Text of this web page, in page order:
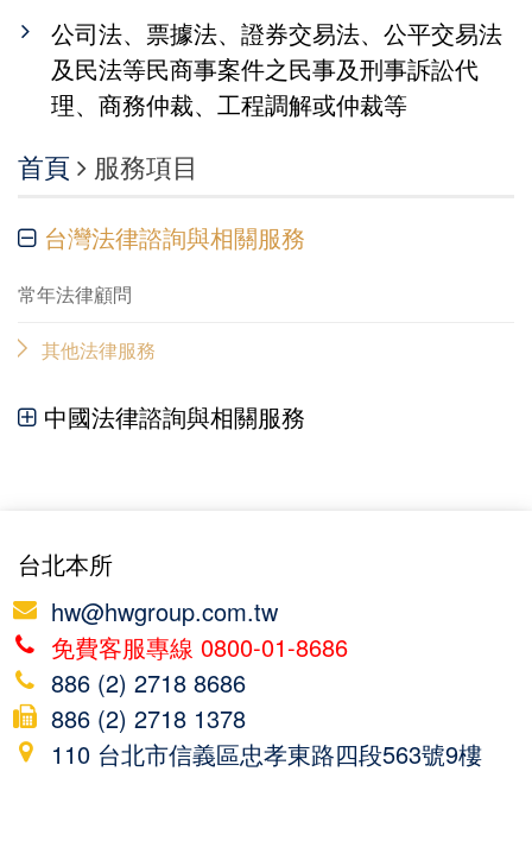
公司法、票據法、證券交易法、公平交易法
及民法等民商事案件之民事及刑事訴訟代
理、商務仲裁、工程調解或仲裁等
首頁 服務項目
台灣法律諮詢與相關服務
常年法律顧問
其他法律服務
中國法律諮詢與相關服務
台北本所
hw@hwgroup.com.tw
免費客服專線 0800-01-8686
886 (2) 2718 8686
886 (2) 2718 1378
110 台北市信義區忠孝東路四段563號9樓